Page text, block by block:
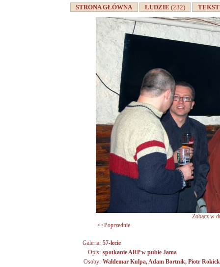
STRONA GŁÓWNA LUDZIE(232)
Zobacz w
<<Poprzednie
Galeria: 57-lecie
Opis: spotkanie ARP w pubie Jama
Osoby: Waldemar Kulpa,Adam Bortnik, Piotr